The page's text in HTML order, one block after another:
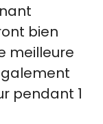
bien
meilleure
pendant 1